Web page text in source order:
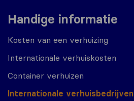
Handige informatie
Kosten van een verhuizing
Internationale verhuiskosten
Container verhuizen
Internationale verhuisbedrijven